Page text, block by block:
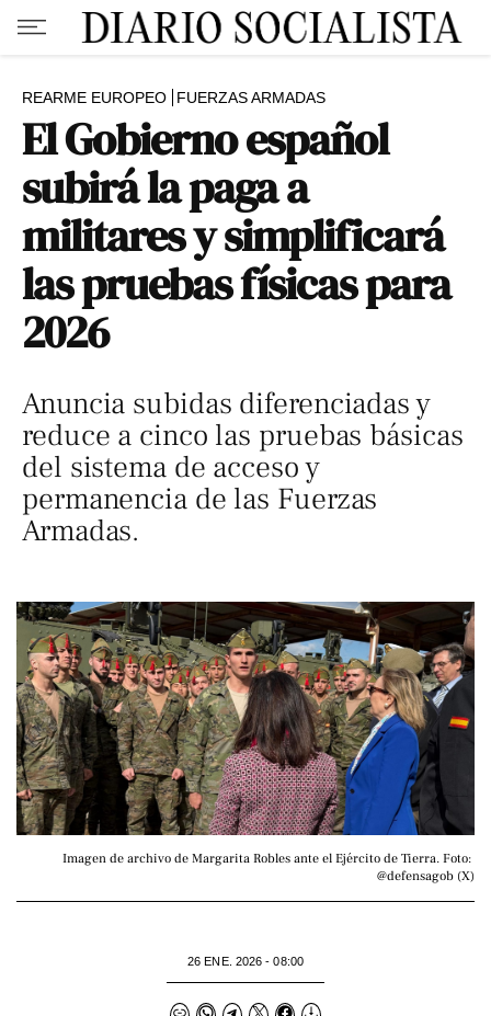
REARME EUROPEO FUERZAS ARMADAS
El Gobierno español
subirá la paga a
militares y simplificará
las pruebas físicas para
2026
Anuncia subidas diferenciadas y
reduce a cinco las pruebas básicas
del sistema de acceso y
permanencia de las Fuerzas
Armadas.
Imagen de archivo de Margarita Robles ante el Ejército de Tierra. Foto:
@defensagob (X)
26 ENE. 2026 - 08:00